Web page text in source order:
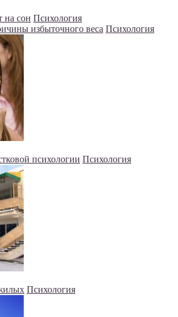
на сон Психология
избыточного веса Психология
психологии Психология
Психология